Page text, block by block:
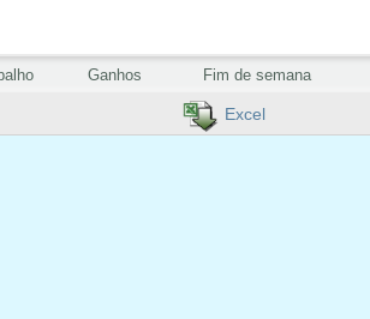
Excel
Ganhos Fim de semana